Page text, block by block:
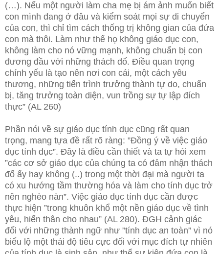
(…). Nếu một người làm cha mẹ bị ám ảnh muốn biết
con mình đang ở đâu và kiểm soát mọi sự di chuyển
của con, thì chỉ tìm cách thống trị không gian của đứa
con mà thôi. Làm như thế họ không giáo dục con,
không làm cho nó vững mạnh, không chuẩn bị con
đương đầu với những thách đố. Điều quan trọng
chính yếu là tạo nên nơi con cái, một cách yêu
thương, những tiến trình trưởng thành tự do, chuẩn
bị, tăng trưởng toàn diện, vun trồng sự tự lập đích
thực” (AL 260)
Phần nói về sự giáo dục tính dục cũng rất quan
trọng, mang tựa đề rất rõ ràng: ”Đồng ý về việc giáo
dục tính dục”. Đây là điều cần thiết và ta tự hỏi xem
”các cơ sở giáo dục của chúng ta có đảm nhận thách
đố ấy hay không (..) trong một thời đại mà người ta
có xu hướng tầm thường hóa và làm cho tính dục trở
nên nghèo nàn”. Việc giáo dục tính dục cần được
thực hiện ”trong khuôn khổ một nền giáo dục về tình
yêu, hiến thân cho nhau” (AL 280). ĐGH cảnh giác
đối với những thành ngữ như ”tính dục an toàn” vì nó
biểu lộ một thái độ tiêu cực đối với mục đích tự nhiên